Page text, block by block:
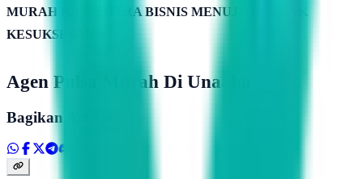
MURAH KAMIMITRA BISNIS MENUJU PUNCAK
KESUKSESAN
Agen Pulsa Murah Di Unaaha
Bagikan Artikel